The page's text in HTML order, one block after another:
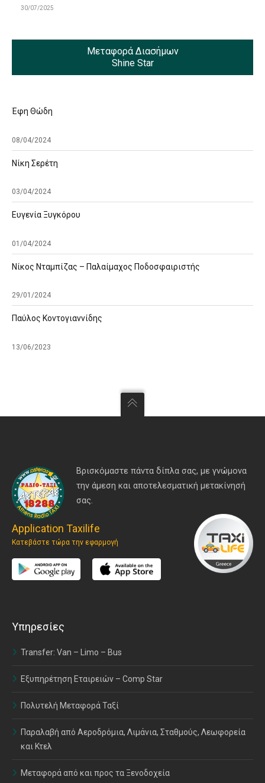
30/07/2025
Μεταφορά Διασήμων
Shine Star
Έφη Θώδη
08/04/2024
Νίκη Σερέτη
03/04/2024
Ευγενία Ξυγκόρου
01/04/2024
Νίκος Νταμπίζας – Παλαίμαχος Ποδοσφαιριστής
29/01/2024
Παύλος Κοντογιαννίδης
13/06/2023
Βρισκόμαστε πάντα δίπλα σας, με γνώμονα
την άμεση και αποτελεσματική μετακίνησή
σας.
Application Taxilife
Κατεβάστε τώρα την εφαρμογή
Υπηρεσίες
Transfer: Van – Limo – Bus
Εξυπηρέτηση Εταιρειών – Comp Star
Πολυτελή Μεταφορά Ταξί
Παραλαβή από Αεροδρόμια, Λιμάνια, Σταθμούς, Λεωφορεία
και Κτελ
Μεταφορά από και προς τα Ξενοδοχεία